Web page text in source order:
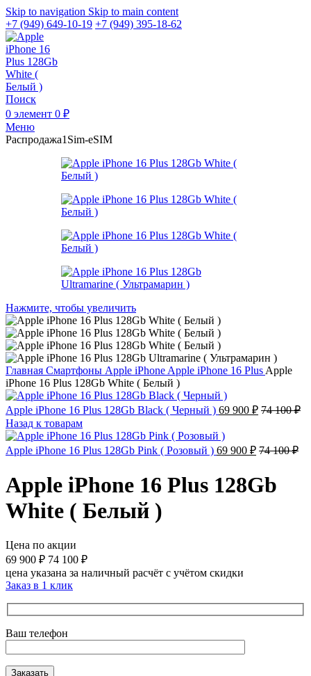
Skip to navigation Skip to main content
+7 (949) 649-10-19 +7 (949) 395-18-62
Поиск
0 элемент 0 ₽
Меню
Распродажа1Sim-eSIM
Нажмите, чтобы увеличить
Главная Смартфоны Apple iPhone Apple iPhone 16 Plus Apple
iPhone 16 Plus 128Gb White ( Белый )
Apple iPhone 16 Plus 128Gb Black ( Черный ) 69 900 ₽ 74 100₽
Назад к товарам
Apple iPhone 16 Plus 128Gb Pink ( Розовый ) 69 900 ₽ 74 100₽
Apple iPhone 16 Plus 128Gb
White ( Белый )
Цена по акции
69 900 ₽ 74 100 ₽
цена указана за наличный расчёт с учётом скидки
Заказ в 1 клик
Ваш телефон